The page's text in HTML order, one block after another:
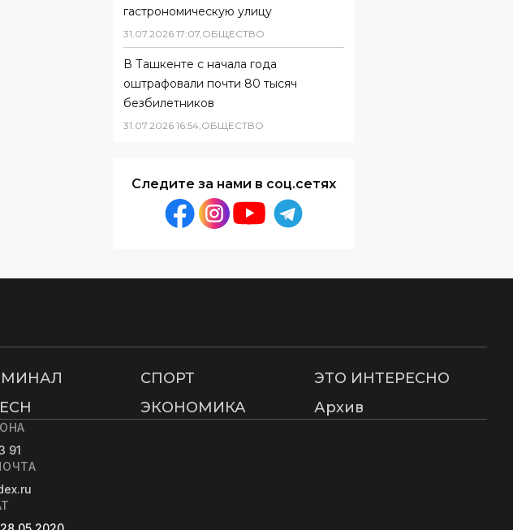
гастрономическую улицу
31.07.2026 17:07,ОБЩЕСТВО
В Ташкенте с начала года
оштрафовали почти 80 тысяч
безбилетников
31.07.2026 16:54,ОБЩЕСТВО
Следите за нами в соц.сетях
СПОРТ
ЭТО ИНТЕРЕСНО
ЭКОНОМИКА Архив
91